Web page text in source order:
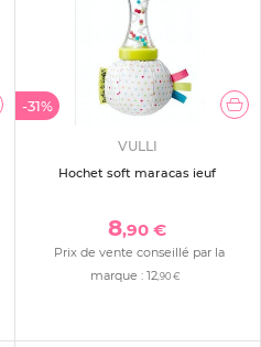
-31%
VULLI
Hochet soft maracas ieuf
8,90 €
Prix de vente conseillé par la
marque : 12,90 €